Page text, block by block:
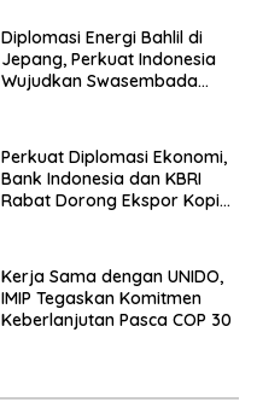
Diplomasi Energi Bahlil di
Jepang, Perkuat Indonesia
Wujudkan Swasembada
Perkuat Diplomasi Ekonomi,
Bank Indonesia dan KBRI
Rabat Dorong Ekspor Kopi
Kerja Sama dengan UNIDO,
IMIP Tegaskan Komitmen
Keberlanjutan Pasca COP 30